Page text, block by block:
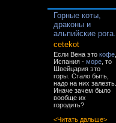
Горные коты,
драконы и
альпийские рога.
cetekot
Если Вена это кофе
Испания - море , то
Швейцария это
горы. Стало быть,
надо на них залезть.
Иначе зачем было
вообще их
городить?
<Читать дальше>